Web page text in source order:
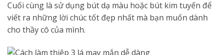
Cuối cùng là sử dụng bút dạ màu hoặc bút kim tuyến để
viết ra những lời chúc tốt đẹp nhất mà bạn muốn dành
cho thầy cô của mình.